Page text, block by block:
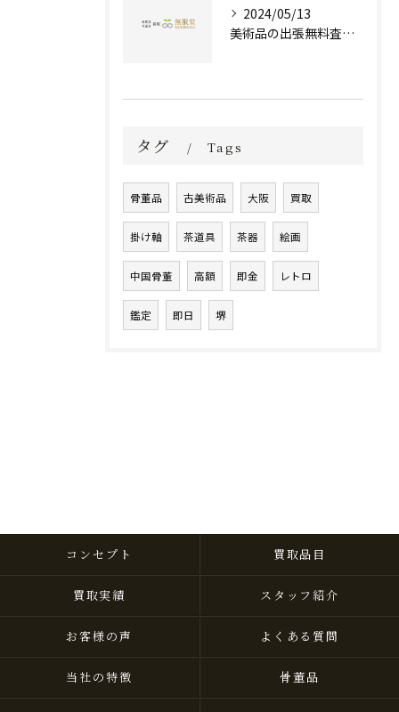
2024/05/13
美術品の出張無料査定 | 一万点以上の実績で信頼の骨董品買取専門店
タグ Tags
骨董品 古美術品 大阪 買取
掛け軸 茶道具 茶器 絵画
中国骨董 高額 即金 レトロ
鑑定 即日 堺
コンセプト 買取品目
買取実績 スタッフ紹介
お客様の声 よくある質問
当社の特徴 骨董品